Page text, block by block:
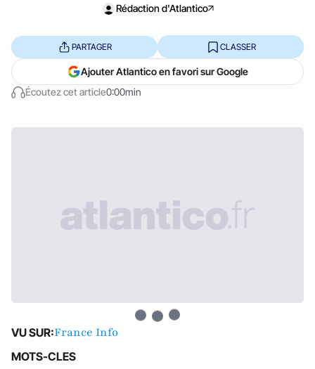
Rédaction d'Atlantico
Écoutez cet article0:00min
PARTAGER CLASSER
Ajouter Atlantico en favori sur Google
VU SUR:France Info
MOTS-CLES